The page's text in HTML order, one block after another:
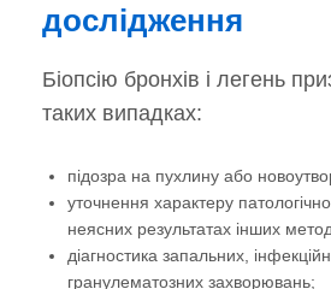
дослідження
Біопсію бронхів і легень
таких випадках:
підозра на пухлину або
уточнення характеру
неясних результатах інших
діагностика запальних,
гранулематозних захворювань;